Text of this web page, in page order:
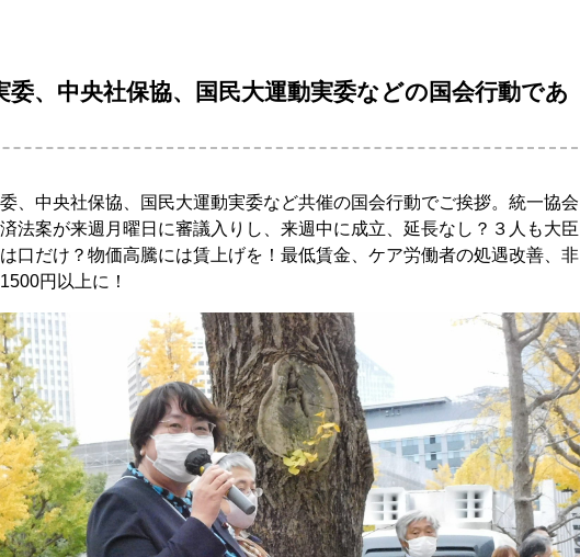
委、中央社保協、国民大運動実委などの国会行動であ
、中央社保協、国民大運動実委など共催の国会行動でご挨拶。統一協会
法案が来週月曜日に審議入りし、来週中に成立、延長なし？３人も大臣
口だけ？物価高騰には賃上げを！最低賃金、ケア労働者の処遇改善、非
円以上に！